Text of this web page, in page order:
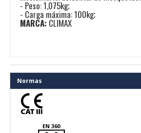
- Peso: 1,075kg;
- Carga máxima: 100kg;
MARCA: CLIMAX
Normas
EN 360